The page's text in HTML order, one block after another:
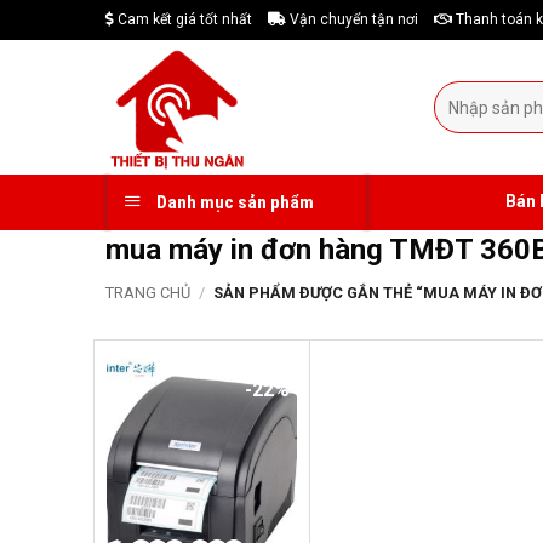
to
Cam kết giá tốt nhất Vận chuyển tận nơi Thanh toán
Tìm
kiếm:
Danh mục sản phẩm
mua máy in đơn hàng TMĐT
TRANG CHỦ / SẢN PHẨM ĐƯỢC GẮN THẺ “MUA MÁY IN
-22%